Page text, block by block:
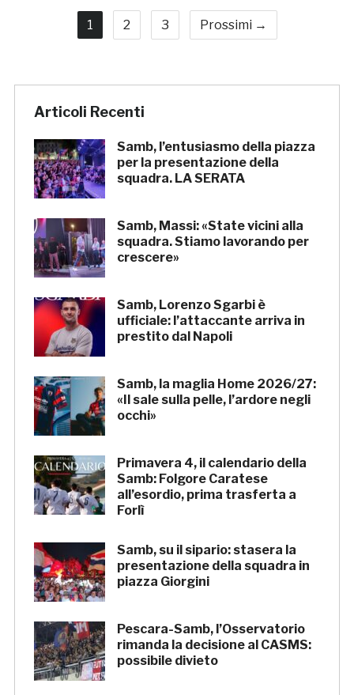
1 2 3 Prossimi →
Articoli Recenti
Samb, l’entusiasmo della piazza
per la presentazione della
squadra. LA SERATA
Samb, Massi: «State vicini alla
squadra. Stiamo lavorando per
crescere»
Samb, Lorenzo Sgarbi è
ufficiale: l’attaccante arriva in
prestito dal Napoli
Samb, la maglia Home 2026/27:
«Il sale sulla pelle, l’ardore negli
occhi»
Primavera 4, il calendario della
Samb: Folgore Caratese
all’esordio, prima trasferta a
Forlì
Samb, su il sipario: stasera la
presentazione della squadra in
piazza Giorgini
Pescara-Samb, l’Osservatorio
rimanda la decisione al CASMS:
possibile divieto